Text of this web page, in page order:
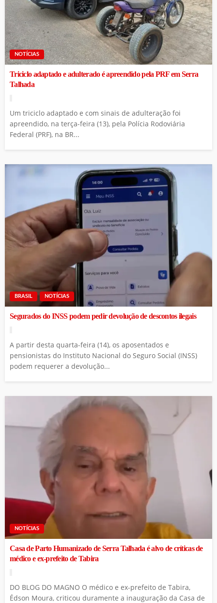
NOTÍCIAS
Triciclo adaptado e adulterado é apreendido pela PRF em Serra
Talhada
Um triciclo adaptado e com sinais de adulteração foi
apreendido, na terça-feira (13), pela Polícia Rodoviária
Federal (PRF), na BR...
BRASIL NOTÍCIAS
Segurados do INSS podem pedir devolução de descontos ilegais
A partir desta quarta-feira (14), os aposentados e
pensionistas do Instituto Nacional do Seguro Social (INSS)
podem requerer a devolução...
NOTÍCIAS
Casa de Parto Humanizado de Serra Talhada é alvo de críticas de
médico e ex-prefeito de Tabira
DO BLOG DO MAGNO O médico e ex-prefeito de Tabira,
Édson Moura, criticou duramente a inauguração da Casa de